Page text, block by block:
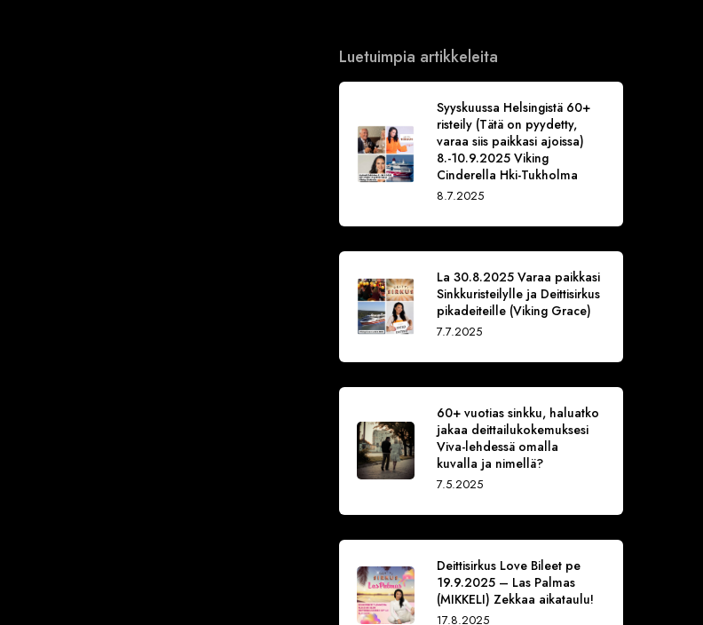
Luetuimpia artikkeleita
Syyskuussa Helsingistä 60+
risteily (Tätä on pyydetty,
varaa siis paikkasi ajoissa)
8.-10.9.2025 Viking
Cinderella Hki-Tukholma
8.7.2025
La 30.8.2025 Varaa paikkasi
Sinkkuristeilylle ja Deittisirkus
pikadeiteille (Viking Grace)
7.7.2025
60+ vuotias sinkku, haluatko
jakaa deittailukokemuksesi
Viva-lehdessä omalla
kuvalla ja nimellä?
7.5.2025
Deittisirkus Love Bileet pe
19.9.2025 – Las Palmas
(MIKKELI) Zekkaa aikataulu!
17.8.2025